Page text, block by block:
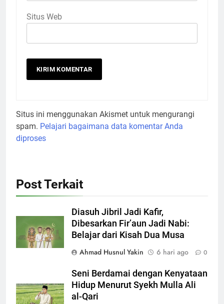
Situs Web
Situs ini menggunakan Akismet untuk mengurangi
spam. Pelajari bagaimana data komentar Anda
diproses
Post Terkait
Diasuh Jibril Jadi Kafir,
Dibesarkan Fir’aun Jadi Nabi:
Belajar dari Kisah Dua Musa
Ahmad Husnul Yakin
6 hari ago 0
Seni Berdamai dengan Kenyataan
Hidup Menurut Syekh Mulla Ali
al-Qari